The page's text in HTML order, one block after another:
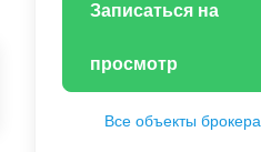
Записаться на
просмотр
Все объекты брокера